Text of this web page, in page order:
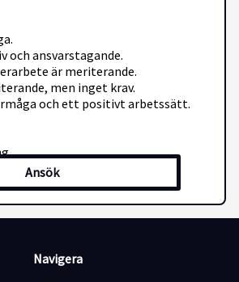
och ansvarstagande.
är meriterande.
men inget krav.
och ett positivt arbetssätt.
med trevliga kollegor.
inom företaget.
Ansök
Navigera